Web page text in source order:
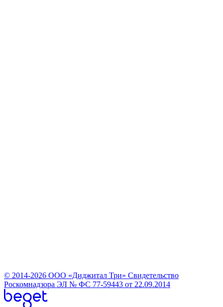
© 2014-2026 ООО «Диджитал Три» Свидетельство
Роскомнадзора ЭЛ № ФС 77-59443 от 22.09.2014